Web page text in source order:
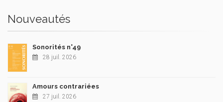
Nouveautés
Sonorités n°49
28 juil. 2026
Amours contrariées
27 juil. 2026